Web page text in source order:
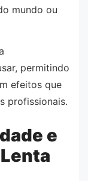
mundo ou
permitindo
efeitos que
profissionais.
e